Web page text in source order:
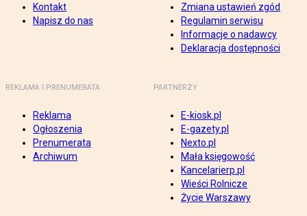
Kontakt
Napisz do nas
Zmiana ustawień zgód
Regulamin serwisu
Informacje o nadawcy
Deklaracja dostępności
REKLAMA I PRENUMERATA
Reklama
Ogłoszenia
Prenumerata
Archiwum
PARTNERZY
E-kiosk.pl
E-gazety.pl
Nexto.pl
Mała księgowość
Kancelarierp.pl
Wieści Rolnicze
Życie Warszawy